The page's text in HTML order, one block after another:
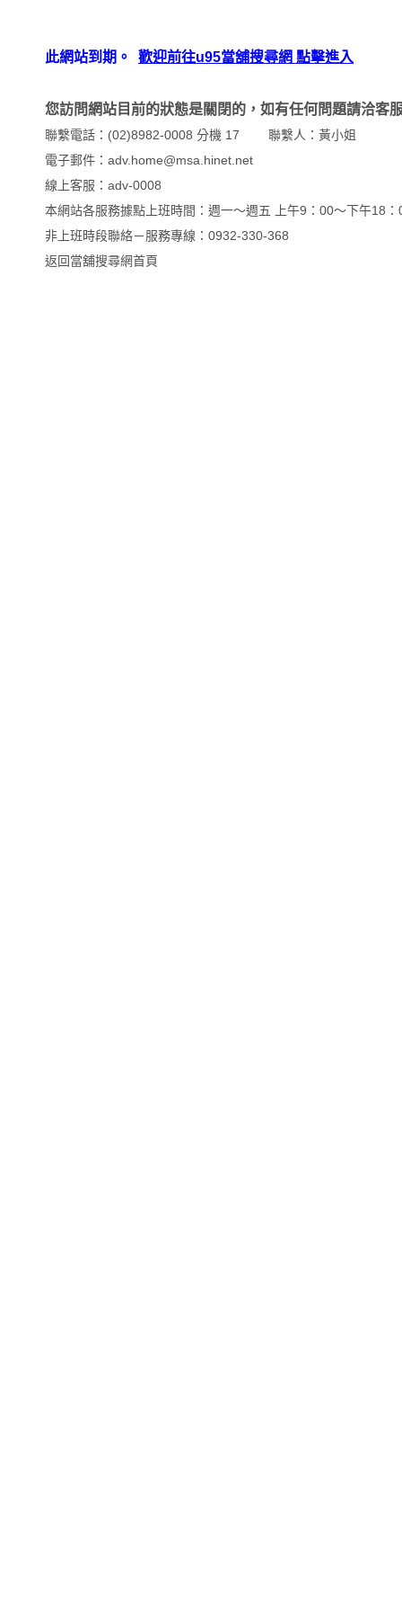
此網站到期。 歡迎前往u95當舖搜尋網 點擊進入
您訪問網站目前的狀態是關閉的，如有任何問題請洽客
聯繫電話：(02)8982-0008 分機 17 聯繫人：黃小姐
電子郵件：adv.home@msa.hinet.net
線上客服： adv-0008
本網站各服務據點上班時間：週一～週五 上午9：00～下午18：
非上班時段聯絡－服務專線：0932-330-368
返回當舖搜尋網首頁